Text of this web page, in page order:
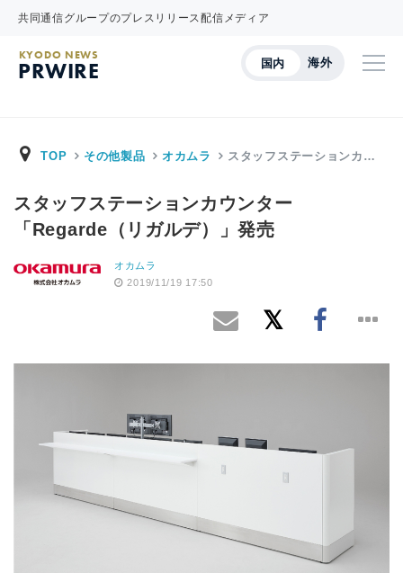
共同通信グループのプレスリリース配信メディア
国内 海外
KYODO NEWS
PRWIRE
TOP その他製品 オカムラ スタッフステーションカ…
スタッフステーションカウンター
「Regarde（リガルデ）」発売
オカムラ
2019/11/19 17:50